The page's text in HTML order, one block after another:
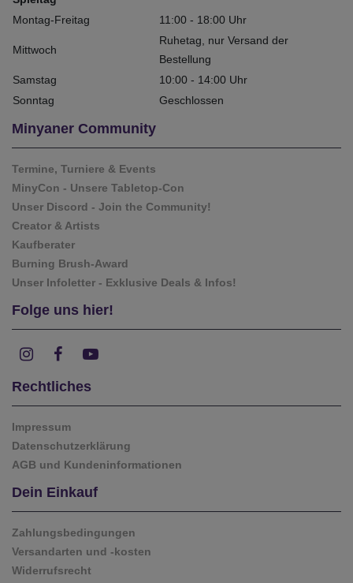
Montag-Freitag 11:00 - 18:00 Uhr
Mittwoch
Ruhetag, nur Versand der
Bestellung
Samstag
10:00 - 14:00 Uhr
Sonntag
Geschlossen
Minyaner Community
Termine, Turniere & Events
MinyCon - Unsere Tabletop-Con
Unser Discord - Join the Community!
Creator & Artists
Kaufberater
Burning Brush-Award
Unser Infoletter - Exklusive Deals & Infos!
Folge uns hier!
Rechtliches
Impressum
Datenschutzerklärung
AGB und Kundeninformationen
Dein Einkauf
Zahlungsbedingungen
Versandarten und -kosten
Widerrufsrecht